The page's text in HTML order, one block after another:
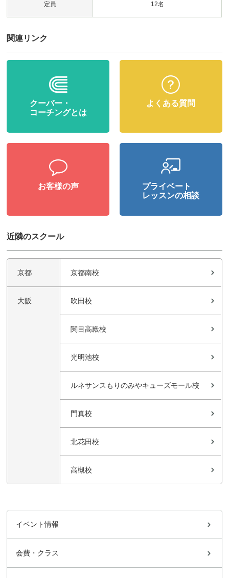
定員 12名
関連リンク
クーバー・
コーチングとは
よくある質問
お客様の声
プライベート
レッスンの相談
近隣のスクール
京都 京都南校
大阪 吹田校
関目高殿校
光明池校
ルネサンスもりのみやキューズモール校
門真校
北花田校
高槻校
イベント情報
会費・クラス